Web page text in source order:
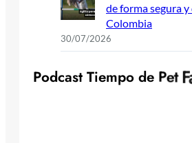
de forma segura
Colombia
30/07/2026
Podcast Tiempo de PetF